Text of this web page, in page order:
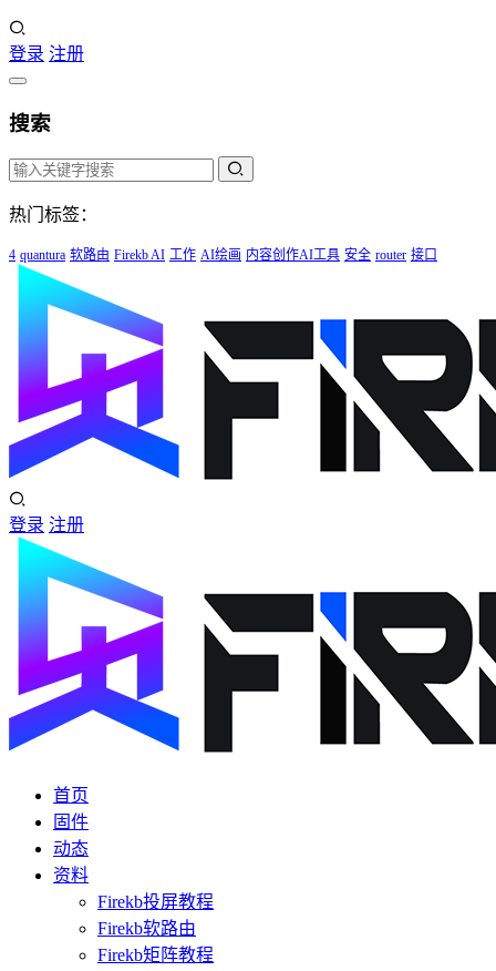
登录 注册
搜索
热门标签：
4 quantura 软路由 Firekb AI 工作 AI绘画 内容创作AI工具 安全 router 接口
登录 注册
首页
固件
动态
资料
Firekb投屏教程
Firekb软路由
Firekb矩阵教程